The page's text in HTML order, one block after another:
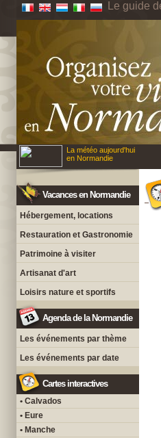
Le guide
La météo aujourd'hui
en Normandie
Vacances en Normandie
Hébergement, locations
Restauration et Gastronomie
Patrimoine à visiter
Artisanat d'art
Loisirs nature et sportifs
Agenda de la Normandie
Les événements par thème
Les événements par date
Cartes interactives
• Calvados
• Eure
• Manche